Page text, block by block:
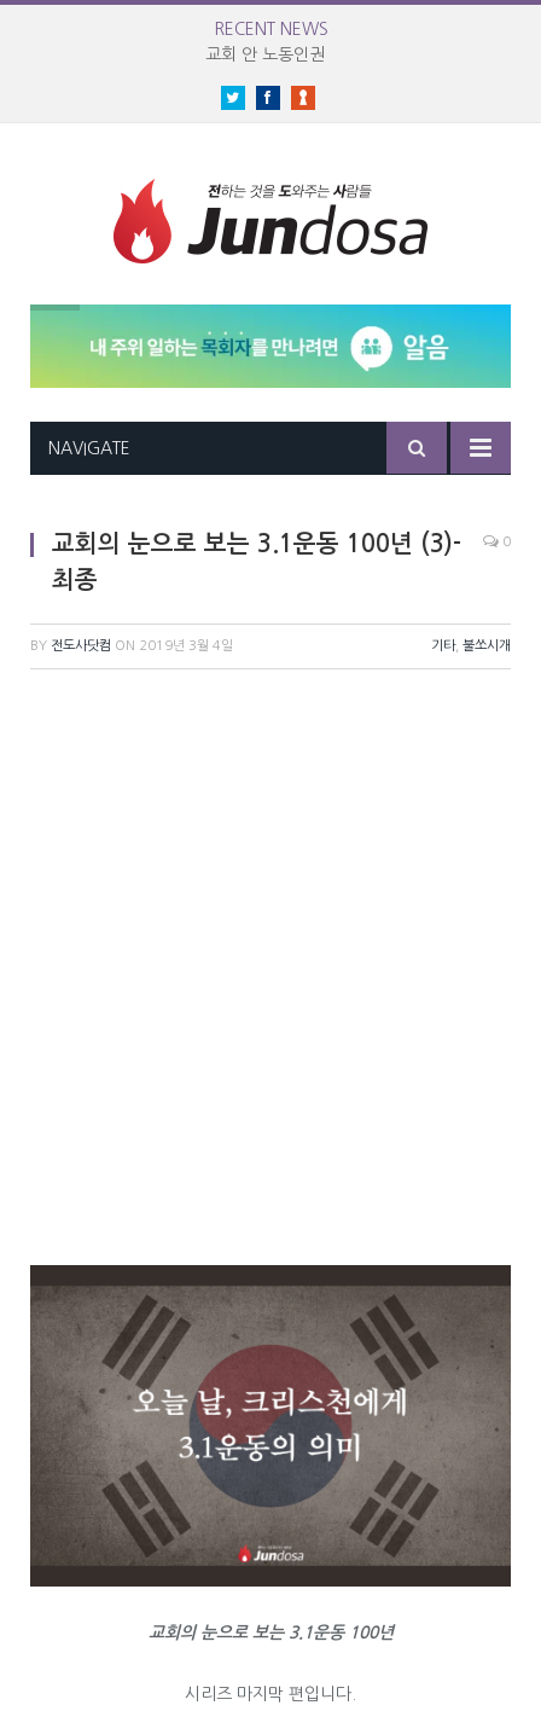
RECENT NEWS
교회 안 노동인권
TwitterFacebook
NAVIGATE
교회의 눈으로 보는 3.1운동 100년 (3)-
최종
0
BY 전도사닷컴 ON 2019년 3월 4일 기타, 불쏘시개
교회의 눈으로 보는 3.1운동 100년
시리즈 마지막 편입니다.